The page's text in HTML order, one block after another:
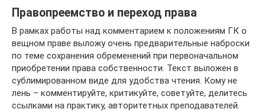
Правопреемство и переход права
В рамках работы над комментарием к положениям ГК о
вещном праве выложу очень предварительные наброски
по теме сохранения обременений при первоначальном
приобретении права собственности. Текст выложен в
сублимированном виде для удобства чтения. Кому не
лень – комментируйте, критикуйте, советуйте, делитесь
ссылками на практику, авторитетных преподавателей.